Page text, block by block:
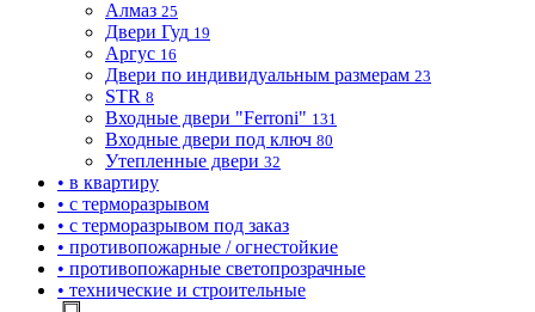
Алмаз 25
Двери Гуд 19
Аргус 16
Двери по индивидуальным размерам 23
STR 8
Входные двери "Ferroni" 131
Входные двери под ключ 80
Утепленные двери 32
• в квартиру
• с терморазрывом
• с терморазрывом под заказ
• противопожарные / огнестойкие
• противопожарные светопрозрачные
• технические и строительные